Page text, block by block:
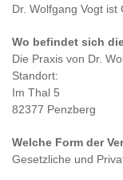
Dr. Wolfgang Vogt ist
Wo befindet sich
Die Praxis von Dr.
Standort:
Im Thal 5
82377 Penzberg
Welche Form der
Gesetzliche und